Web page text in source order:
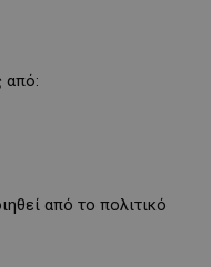
από:
από το πολιτικό